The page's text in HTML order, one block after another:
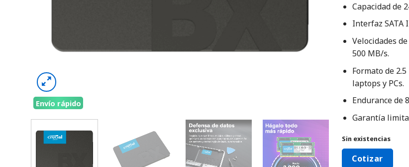
Envío rápido
Capacidad de
Interfaz SATA
Velocidades
500 MB/s.
Formato de
laptops y PCs.
Endurance de
Garantía
Sin existencias
Cotizar